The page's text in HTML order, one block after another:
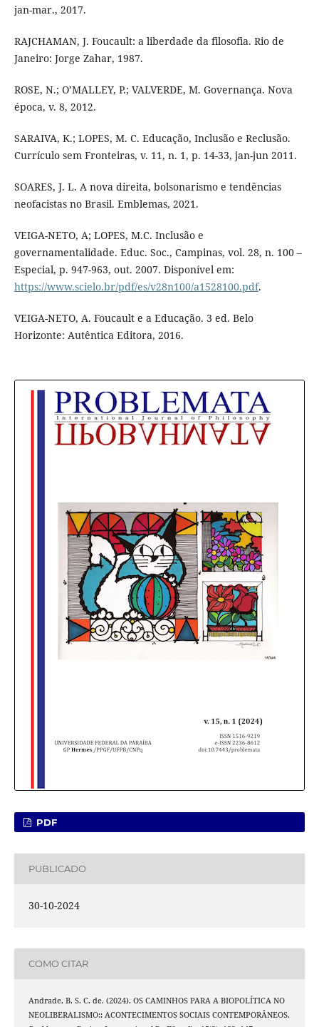
jan-mar., 2017.
RAJCHAMAN, J. Foucault: a liberdade da filosofia. Rio de
Janeiro: Jorge Zahar, 1987.
ROSE, N.; O’MALLEY, P.; VALVERDE, M. Governança. Nova
época, v. 8, 2012.
SARAIVA, K.; LOPES, M. C. Educação, Inclusão e Reclusão.
Currículo sem Fronteiras, v. 11, n. 1, p. 14-33, jan-jun 2011.
SOARES, J. L. A nova direita, bolsonarismo e tendências
neofacistas no Brasil. Emblemas, 2021.
VEIGA-NETO, A; LOPES, M.C. Inclusão e
governamentalidade. Educ. Soc., Campinas, vol. 28, n. 100 –
Especial, p. 947-963, out. 2007. Disponível em:
https://www.scielo.br/pdf/es/v28n100/a1528100.pdf.
VEIGA-NETO, A. Foucault e a Educação. 3 ed. Belo
Horizonte: Autêntica Editora, 2016.
PDF
PUBLICADO
30-10-2024
COMO CITAR
Andrade, B. S. C. de. (2024). OS CAMINHOS PARA A BIOPOLÍTICA NO
NEOLIBERALISMO:: ACONTECIMENTOS SOCIAIS CONTEMPORÂNEOS.